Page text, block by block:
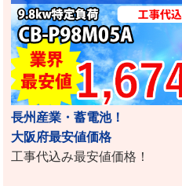
長州産業・蓄電池！
大阪府最安値価格
工事代込み最安値価格！